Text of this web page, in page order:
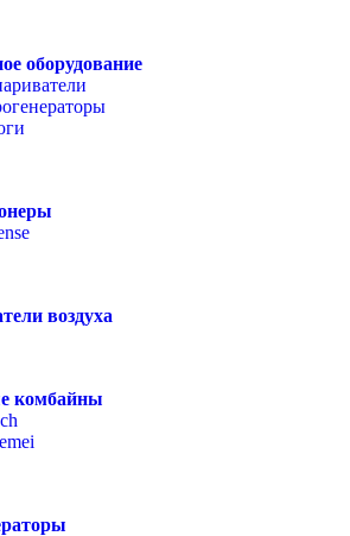
оборудование
воздуха
комбайны